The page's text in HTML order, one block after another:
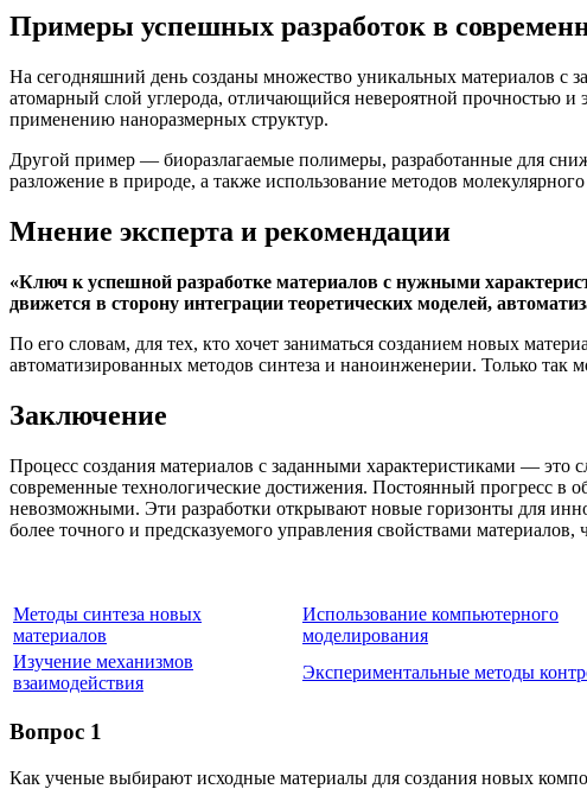
Примеры успешных разработок в
На сегодняшний день созданы множество уникальных материалов
атомарный слой углерода, отличающийся невероятной прочностью
применению наноразмерных структур.
Другой пример — биоразлагаемые полимеры, разработанные для
разложение в природе, а также использование методов
Мнение эксперта и рекомендации
«Ключ к успешной разработке материалов с нужными
движется в сторону интеграции теоретических моделей,
По его словам, для тех, кто хочет заниматься созданием новых
автоматизированных методов синтеза и наноинженерии. Только
Заключение
Процесс создания материалов с заданными характеристиками — это
современные технологические достижения. Постоянный прогресс в
невозможными. Эти разработки открывают новые горизонты для
более точного и предсказуемого управления свойствами
Методы синтеза новых
материалов
Использование компьютерного
моделирования
Изучение механизмов
взаимодействия
Экспериментальные методы
Вопрос 1
Как ученые выбирают исходные материалы для создания новых